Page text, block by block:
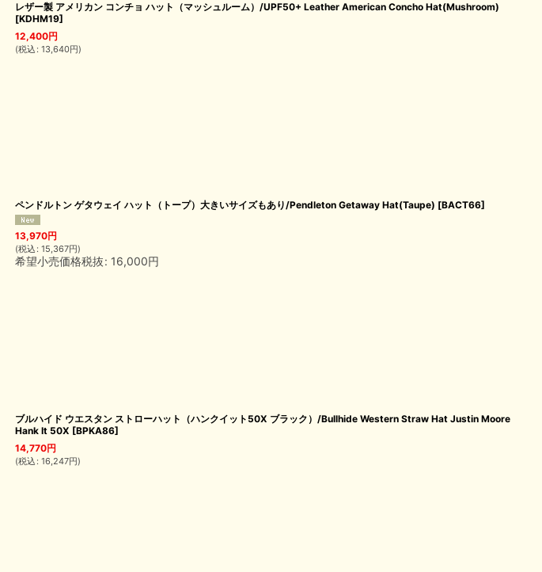
レザー製 アメリカン コンチョ ハット（マッシュルーム）/UPF50+ Leather American Concho Hat(Mushroom)
[KDHM19]
12,400円
(税込 : 13,640円)
ペンドルトン ゲタウェイ ハット（トープ）大きいサイズもあり/Pendleton Getaway Hat(Taupe) [BACT66]
13,970円
(税込 : 15,367円)
希望小売価格税抜: 16,000円
ブルハイド ウエスタン ストローハット（ハンクイット50X ブラック）/Bullhide Western Straw Hat Justin Moore
Hank It 50X [BPKA86]
14,770円
(税込 : 16,247円)